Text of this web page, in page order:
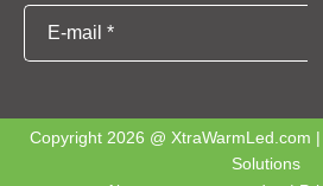
Copyright 2026 @ XtraWarmLed.com
Solutions